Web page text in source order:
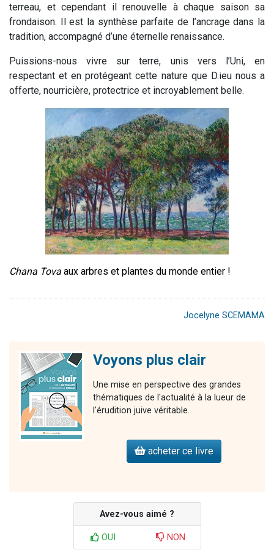
terreau, et cependant il renouvelle à chaque saison sa
frondaison. Il est la synthèse parfaite de l’ancrage dans la
tradition, accompagné d’une éternelle renaissance.
Puissions-nous vivre sur terre, unis vers l’Uni, en
respectant et en protégeant cette nature que D.ieu nous a
offerte, nourricière, protectrice et incroyablement belle.
Chana Tova aux arbres et plantes du monde entier !
Jocelyne SCEMAMA
Voyons plus clair
Une mise en perspective des grandes
thématiques de l'actualité à la lueur de
l'érudition juive véritable.
acheter ce livre
Avez-vous aimé ?
OUI NON